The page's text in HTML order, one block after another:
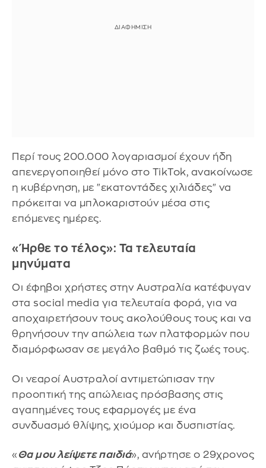
Περί τους 200.000 λογαριασμοί έχουν ήδη
απενεργοποιηθεί μόνο στο TikTok, ανακοίνωσε
η κυβέρνηση, με "εκατοντάδες χιλιάδες" να
πρόκειται να μπλοκαριστούν μέσα στις
επόμενες ημέρες.
«Ήρθε το τέλος»: Τα τελευταία
μηνύματα
Οι έφηβοι χρήστες στην Αυστραλία κατέφυγαν
στα social media για τελευταία φορά, για να
αποχαιρετήσουν τους ακολούθους τους και να
θρηνήσουν την απώλεια των πλατφορμών που
διαμόρφωσαν σε μεγάλο βαθμό τις ζωές τους.
Οι νεαροί Αυστραλοί αντιμετώπισαν την
προοπτική της απώλειας πρόσβασης στις
αγαπημένες τους εφαρμογές με ένα
συνδυασμό θλίψης, χιούμορ και δυσπιστίας.
« Θα μου λείψετε παιδιά», ανήρτησε ο 29χρονος